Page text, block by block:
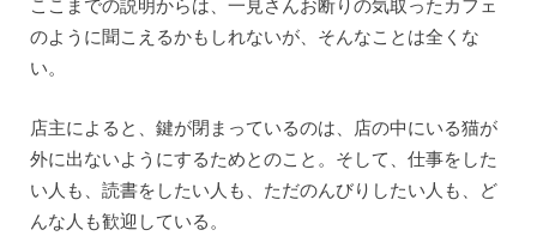
ここまでの説明からは、一見さんお断りの気取ったカフェ
のように聞こえるかもしれないが、そんなことは全くな
い。
店主によると、鍵が閉まっているのは、店の中にいる猫が
外に出ないようにするためとのこと。そして、仕事をした
い人も、読書をしたい人も、ただのんびりしたい人も、ど
んな人も歓迎している。